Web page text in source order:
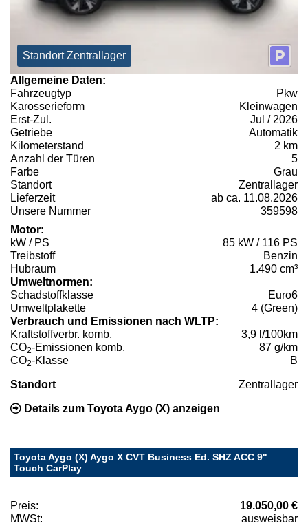
Standort Zentrallager
Allgemeine Daten:
Fahrzeugtyp
Pkw
Karosserieform
Kleinwagen
Erst-Zul.
Jul / 2026
Getriebe
Automatik
Kilometerstand
2 km
Anzahl der Türen
5
Farbe
Grau
Standort
Zentrallager
Lieferzeit
ab ca. 11.08.2026
Unsere Nummer
359598
Motor:
kW / PS
85 kW / 116 PS
Treibstoff
Benzin
Hubraum
1.490 cm³
Umweltnormen:
Schadstoffklasse
Euro6
Umweltplakette
4 (Green)
Verbrauch und Emissionen nach WLTP:
Kraftstoffverbr. komb.
3,9 l/100km
CO2-Emissionen komb.
87 g/km
CO2-Klasse B
Standort Zentrallager
Details zum Toyota Aygo (X) anzeigen
Toyota Aygo (X) Aygo X CVT Business Ed. SHZ ACC 9"
Touch CarPlay
Preis:
19.050,00 €
MWSt:
ausweisbar